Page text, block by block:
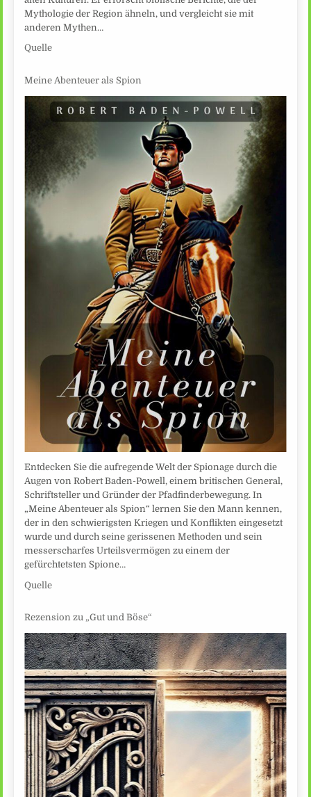
Mythologie der Region ähneln, und vergleicht sie mit
anderen Mythen…
Quelle
Meine Abenteuer als Spion
Entdecken Sie die aufregende Welt der Spionage durch die
Augen von Robert Baden-Powell, einem britischen General,
Schriftsteller und Gründer der Pfadfinderbewegung. In
„Meine Abenteuer als Spion“ lernen Sie den Mann kennen,
der in den schwierigsten Kriegen und Konflikten eingesetzt
wurde und durch seine gerissenen Methoden und sein
messerscharfes Urteilsvermögen zu einem der
gefürchtetsten Spione…
Quelle
Rezension zu „Gut und Böse“